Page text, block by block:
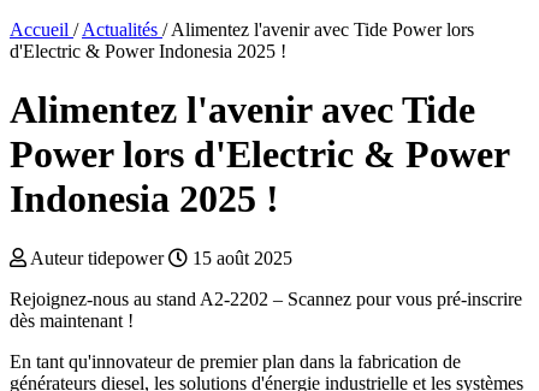
Accueil / Actualités / Alimentez l'avenir avec Tide Power lors
d'Electric & Power Indonesia 2025 !
Alimentez l'avenir avec Tide
Power lors d'Electric & Power
Indonesia 2025 !
Auteur tidepower
15 août 2025
Rejoignez-nous au stand A2-2202 – Scannez pour vous pré-inscrire
dès maintenant !
En tant qu'innovateur de premier plan dans la fabrication de
générateurs diesel, les solutions d'énergie industrielle et les systèmes